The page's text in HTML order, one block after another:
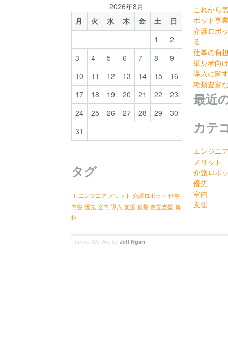
2026年8月
月
火 水 木 金 土
日
1
2
3
4 5 6 7 8
9
10
11 12 13 14 15
16
17
18 19 20 21 22
23
24
25 26 27 28 29
30
31
タグ
IT エンジニア メリット 介護ロボット 仕事
内容 優先 室内 導入 支援 種類 自立支援 負
担
これから
ボット事
介護ロボ
る
仕事の負
単身者向
導入に関
種類豊富
最近
カテ
エンジニ
メリット
介護ロボ
優先
室内
支援
Theme: Wu Wei by Jeff Ngan